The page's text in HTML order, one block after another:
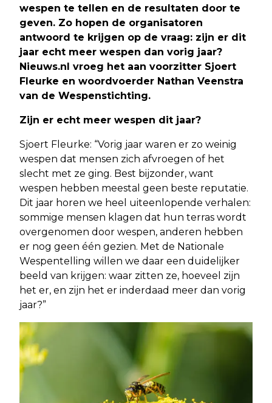
wespen te tellen en de resultaten door te
geven. Zo hopen de organisatoren
antwoord te krijgen op de vraag: zijn er dit
jaar echt meer wespen dan vorig jaar?
Nieuws.nl vroeg het aan voorzitter Sjoert
Fleurke en woordvoerder Nathan Veenstra
van de Wespenstichting.
Zijn er echt meer wespen dit jaar?
Sjoert Fleurke: “Vorig jaar waren er zo weinig
wespen dat mensen zich afvroegen of het
slecht met ze ging. Best bijzonder, want
wespen hebben meestal geen beste reputatie.
Dit jaar horen we heel uiteenlopende verhalen:
sommige mensen klagen dat hun terras wordt
overgenomen door wespen, anderen hebben
er nog geen één gezien. Met de Nationale
Wespentelling willen we daar een duidelijker
beeld van krijgen: waar zitten ze, hoeveel zijn
het er, en zijn het er inderdaad meer dan vorig
jaar?”